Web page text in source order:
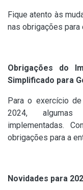
Fique atento às
nas obrigações para
Obrigações do
Simplificado para
Para o exercício
2024, algumas
implementadas.
obrigações para a
Novidades para